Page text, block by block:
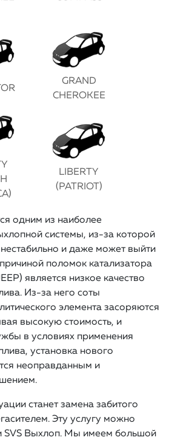
GRAND
CHEROKEE
LIBERTY
(PATRIOT)
одним из наиболее
системы, из-за которой
нестабильно и даже может выйти
поломок катализатора
является низкое качество
Из-за него соты
элемента засоряются
высокую стоимость, и
в условиях применения
установка нового
неоправданным и
станет замена забитого
Эту услугу можно
SVS Выхлоп. Мы имеем большой